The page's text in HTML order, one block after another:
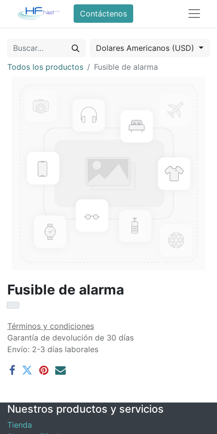
Contáctenos
Dolares Americanos (USD)
Todos los productos
Fusible de alarma
Fusible de alarma
Términos y condiciones
Garantía de devolución de 30 días
Envío: 2-3 días laborales
Nuestros productos y servicios
Tienda